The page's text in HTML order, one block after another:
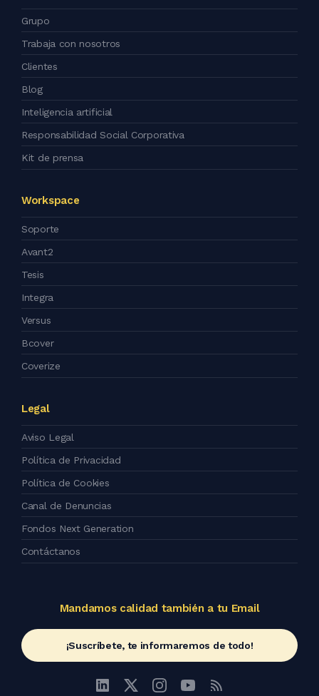
Grupo
Trabaja con nosotros
Clientes
Blog
Inteligencia artificial
Responsabilidad Social Corporativa
Kit de prensa
Workspace
Soporte
Avant2
Tesis
Integra
Versus
Bcover
Coverize
Legal
Aviso Legal
Política de Privacidad
Política de Cookies
Canal de Denuncias
Fondos Next Generation
Contáctanos
Mandamos calidad también a tu Email
¡Suscríbete, te informaremos de todo!